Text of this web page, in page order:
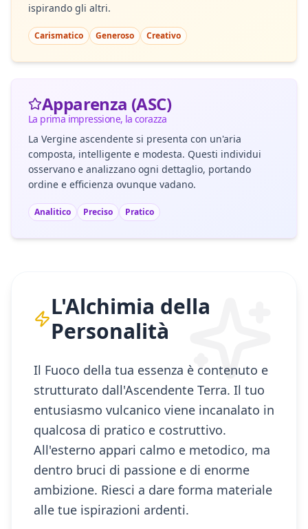
ispirando gli altri.
Carismatico Generoso Creativo
Apparenza (ASC)
La prima impressione, la corazza
La Vergine ascendente si presenta con un'aria
composta, intelligente e modesta. Questi individui
osservano e analizzano ogni dettaglio, portando
ordine e efficienza ovunque vadano.
Analitico Preciso Pratico
L'Alchimia della
Personalità
Il Fuoco della tua essenza è contenuto e
strutturato dall'Ascendente Terra. Il tuo
entusiasmo vulcanico viene incanalato in
qualcosa di pratico e costruttivo.
All'esterno appari calmo e metodico, ma
dentro bruci di passione e di enorme
ambizione. Riesci a dare forma materiale
alle tue ispirazioni ardenti.